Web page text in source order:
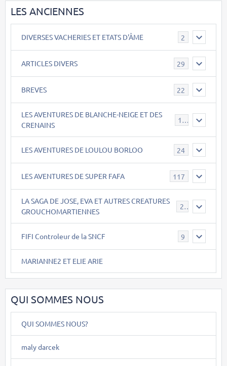
LES ANCIENNES
DIVERSES VACHERIES ET ETATS D'ÂME 2
ARTICLES DIVERS 29
BREVES 22
LES AVENTURES DE BLANCHE-NEIGE ET DES
CRENAINS
17
LES AVENTURES DE LOULOU BORLOO 24
LES AVENTURES DE SUPER FAFA 117
LA SAGA DE JOSE, EVA ET AUTRES CREATURES
GROUCHOMARTIENNES
26
FIFI Controleur de la SNCF 9
MARIANNE2 ET ELIE ARIE
QUI SOMMES NOUS
QUI SOMMES NOUS?
maly darcek